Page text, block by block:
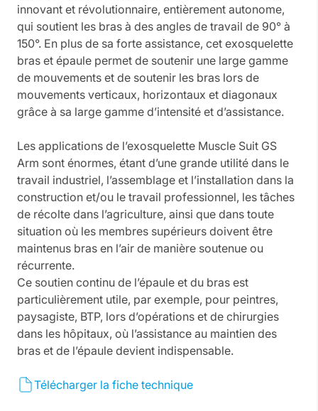
innovant et révolutionnaire, entièrement autonome,
qui soutient les bras à des angles de travail de 90° à
150°. En plus de sa forte assistance, cet exosquelette
bras et épaule permet de soutenir une large gamme
de mouvements et de soutenir les bras lors de
mouvements verticaux, horizontaux et diagonaux
grâce à sa large gamme d’intensité et d’assistance.
Les applications de l’exosquelette Muscle Suit GS
Arm sont énormes, étant d’une grande utilité dans le
travail industriel, l’assemblage et l’installation dans la
construction et/ou le travail professionnel, les tâches
de récolte dans l’agriculture, ainsi que dans toute
situation où les membres supérieurs doivent être
maintenus bras en l’air de manière soutenue ou
récurrente.
Ce soutien continu de l’épaule et du bras est
particulièrement utile, par exemple, pour peintres,
paysagiste, BTP, lors d’opérations et de chirurgies
dans les hôpitaux, où l’assistance au maintien des
bras et de l’épaule devient indispensable.
Télécharger la fiche technique